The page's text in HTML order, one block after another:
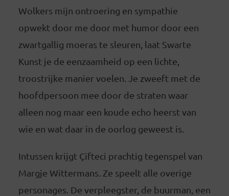
Wolkers mijn ontroering en sympathie
opwekt door me door met humor door een
zwartgallig moeras te sleuren, laat Swarte
Kunst je de eenzaamheid op een lichte,
troostrijke manier voelen. Je zweeft met de
hoofdpersoon mee door de straten waar
alleen nog maar een koude echo heerst van
wie en wat daar in de oorlog geweest is.
Intussen krijgt Çifteci prachtig tegenspel van
Margje Wittermans. Ze speelt alle overige
personages. De verpleegster, de buurman, een